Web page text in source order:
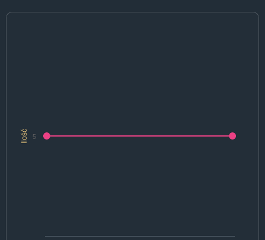
Ilość 5